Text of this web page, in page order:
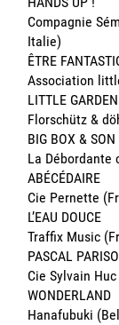
Compagnie
Italie)
ÊTRE
Association
LITTLE GARDEN
Florschütz &
BIG BOX &
La Débordante
ABÉCÉDAIRE
Cie Pernette
L’EAU DOUCE
Traffix Music
PASCAL
Cie Sylvain
WONDERLAND
Hanafubuki